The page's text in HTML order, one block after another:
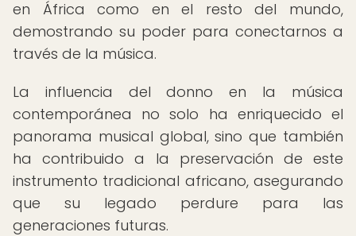
en África como en el resto del mundo,
demostrando su poder para conectarnos a
través de la música.
La influencia del donno en la música
contemporánea no solo ha enriquecido el
panorama musical global, sino que también
ha contribuido a la preservación de este
instrumento tradicional africano, asegurando
que su legado perdure para las
generaciones futuras.